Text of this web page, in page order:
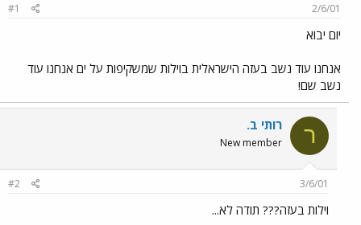
ש
א
2/6/01
#1
יום יבוא
אנחנו עוד נשב בעזה הישראלית בוילות שמשקיפות על ים אנחנו עוד
נשב שם!
ר רותי ב.
New member
3/6/01
#2
וילות בעזה??? תודה לא...